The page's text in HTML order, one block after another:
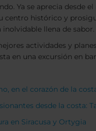
Ya se aprecia desde
centro histórico y
llena de sabor.
actividades y
en una excursión en
en el corazón de la
desde la costa:
en Siracusa y Ortygia